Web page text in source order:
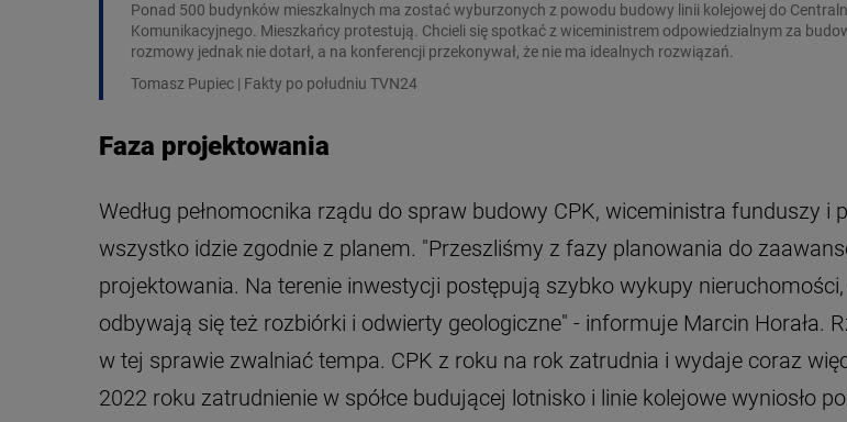
Ponad 500 budynków mieszkalnych ma zostać wyburzonych z powodu budowy linii kolejowej do
Komunikacyjnego. Mieszkańcy protestują. Chcieli się spotkać z wiceministrem odpowiedzialnym za
rozmowy jednak nie dotarł, a na konferencji przekonywał, że nie ma idealnych rozwiązań.
Tomasz Pupiec | Fakty po południu TVN24
Faza projektowania
Według pełnomocnika rządu do spraw budowy CPK, wiceministra funduszy i
wszystko idzie zgodnie z planem. "Przeszliśmy z fazy planowania do
projektowania. Na terenie inwestycji postępują szybko wykupy
odbywają się też rozbiórki i odwierty geologiczne" - informuje Marcin Horała.
w tej sprawie zwalniać tempa. CPK z roku na rok zatrudnia i wydaje coraz
2022 roku zatrudnienie w spółce budującej lotnisko i linie kolejowe wyniosło